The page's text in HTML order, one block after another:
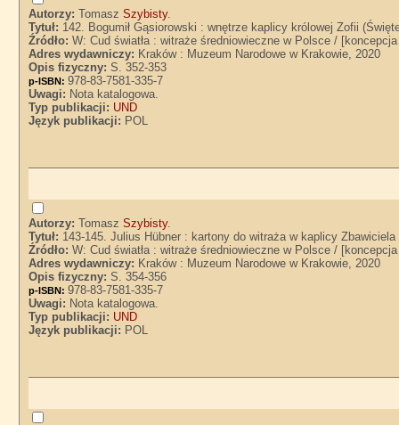
Autorzy:TomaszSzybisty.
Tytuł: 142. Bogumił Gąsiorowski : wnętrze kaplicy królowej Zofii
Źródło:W: Cud światła : witraże średniowieczne w Polsce /
Adres wydawniczy: Kraków : Muzeum Narodowe w Krakowie, 2020
Opis fizyczny:S. 352-353
p-ISBN:978-83-7581-335-7
Uwagi: Nota katalogowa.
Typ publikacji: UND
Język publikacji: POL
Autorzy:TomaszSzybisty.
Tytuł: 143-145. Julius Hübner : kartony do witraża w kaplicy
Źródło:W: Cud światła : witraże średniowieczne w Polsce /
Adres wydawniczy: Kraków : Muzeum Narodowe w Krakowie, 2020
Opis fizyczny:S. 354-356
p-ISBN:978-83-7581-335-7
Uwagi: Nota katalogowa.
Typ publikacji: UND
Język publikacji: POL